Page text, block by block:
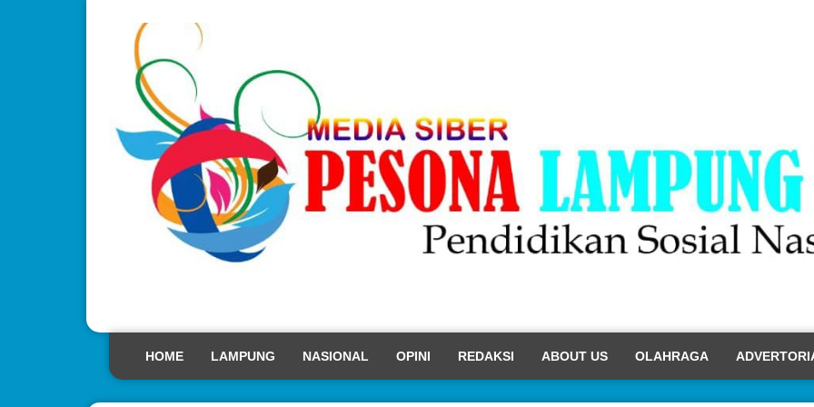
HOME LAMPUNG NASIONAL OPINI REDAKSI ABOUT US OLAHRAGA